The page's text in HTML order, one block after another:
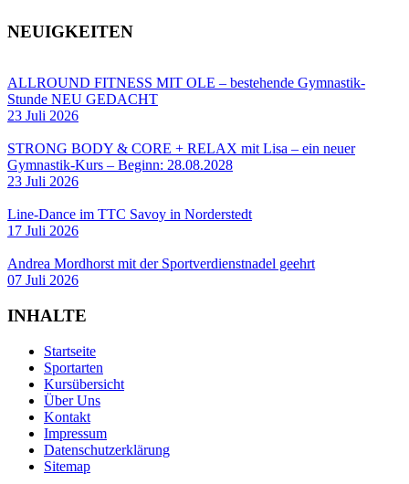
NEUIGKEITEN
ALLROUND FITNESS MIT OLE – bestehende Gymnastik-
Stunde NEU GEDACHT
23 Juli 2026
STRONG BODY & CORE + RELAX mit Lisa – ein neuer
Gymnastik-Kurs – Beginn: 28.08.2028
23 Juli 2026
Line-Dance im TTC Savoy in Norderstedt
17 Juli 2026
Andrea Mordhorst mit der Sportverdienstnadel geehrt
07 Juli 2026
INHALTE
Startseite
Sportarten
Kursübersicht
Über Uns
Kontakt
Impressum
Datenschutzerklärung
Sitemap